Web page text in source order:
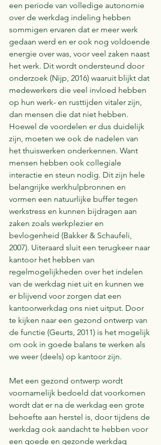
een periode van volledige autonomie
over de werkdag indeling hebben
sommigen ervaren dat er meer werk
gedaan werd en er ook nog voldoende
energie over was, voor veel zaken naast
het werk. Dit wordt ondersteund door
onderzoek (Nijp, 2016) waaruit blijkt dat
medewerkers die veel invloed hebben
op hun werk- en rusttijden vitaler zijn,
dan mensen die dat niet hebben.
Hoewel de voordelen er dus duidelijk
zijn, moeten we ook de nadelen van
het thuiswerken onderkennen. Want
mensen hebben ook collegiale
interactie en steun nodig. Dit zijn hele
belangrijke werkhulpbronnen en
vormen een natuurlijke buffer tegen
werkstress en kunnen bijdragen aan
zaken zoals werkplezier en
bevlogenheid (Bakker & Schaufeli,
2007). Uiteraard sluit een terugkeer naar
kantoor het hebben van
regelmogelijkheden over het indelen
van de werkdag niet uit en kunnen we
er blijvend voor zorgen dat een
kantoorwerkdag ons niet uitput. Door
te kijken naar een gezond ontwerp van
de functie (Geurts, 2011) is het mogelijk
om ook in goede balans te werken als
we weer (deels) op kantoor zijn.
Met een gezond ontwerp wordt
voornamelijk bedoeld dat voorkomen
wordt dat er na de werkdag een grote
behoefte aan herstel is, door tijdens de
werkdag ook aandacht te hebben voor
een goede en gezonde werkdag